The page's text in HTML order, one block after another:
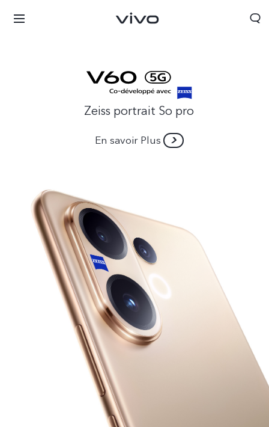
Algeria | Veuillez sélectionner le pays/la région
Zeiss portrait So pro
En savoir Plus